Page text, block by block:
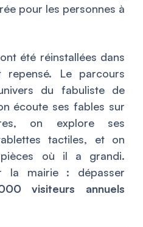
pour les personnes à
ont été réinstallées dans
repensé. Le parcours
du fabuliste de
écoute ses fables sur
on explore ses
tactiles, et on
où il a grandi.
la mairie : dépasser
visiteurs annuels